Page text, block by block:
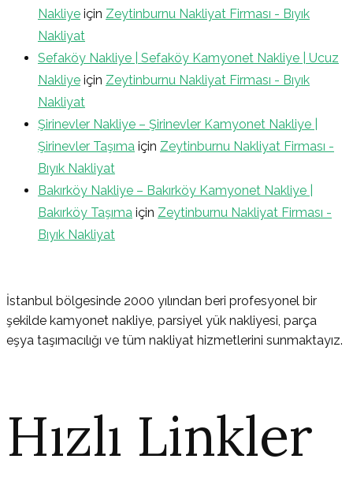
Nakliye için Zeytinburnu Nakliyat Firması - Bıyık
Nakliyat
Sefaköy Nakliye | Sefaköy Kamyonet Nakliye | Ucuz
Nakliye için Zeytinburnu Nakliyat Firması - Bıyık
Nakliyat
Şirinevler Nakliye – Şirinevler Kamyonet Nakliye |
Şirinevler Taşıma için Zeytinburnu Nakliyat Firması -
Bıyık Nakliyat
Bakırköy Nakliye – Bakırköy Kamyonet Nakliye |
Bakırköy Taşıma için Zeytinburnu Nakliyat Firması -
Bıyık Nakliyat
İstanbul bölgesinde 2000 yılından beri profesyonel bir
şekilde kamyonet nakliye, parsiyel yük nakliyesi, parça
eşya taşımacılığı ve tüm nakliyat hizmetlerini sunmaktayız.
Hızlı Linkler